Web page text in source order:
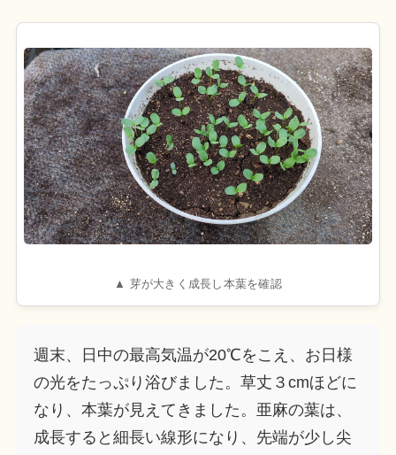
▲ 芽が大きく成長し本葉を確認
週末、日中の最高気温が20℃をこえ、お日様
の光をたっぷり浴びました。草丈３cmほどに
なり、本葉が見えてきました。亜麻の葉は、
成長すると細長い線形になり、先端が少し尖